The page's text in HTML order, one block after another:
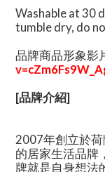
Washable at 30
tumble dry, do
品牌商品形象影
[品牌介紹]
2007年創立於
的居家生活品牌
牌就是自身想法